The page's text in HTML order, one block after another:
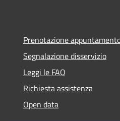
Prenotazione
Segnalazione disservizio
Leggi le FAQ
Richiesta assistenza
Open data